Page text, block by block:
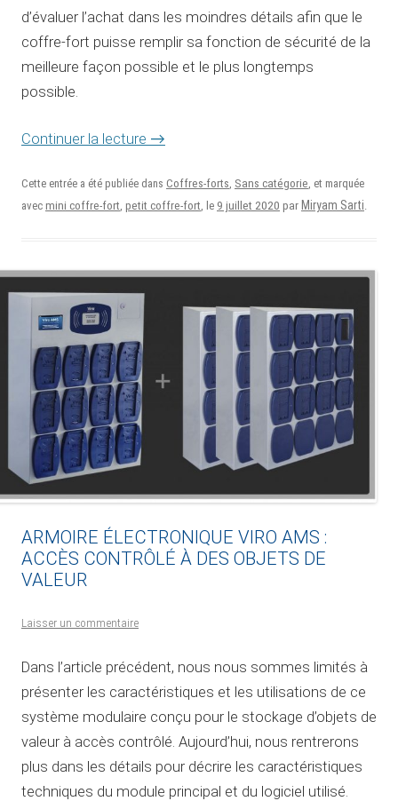
d’évaluer l’achat dans les moindres détails afin que le
coffre-fort puisse remplir sa fonction de sécurité de la
meilleure façon possible et le plus longtemps
possible.
Continuer la lecture →
Cette entrée a été publiée dans Coffres-forts, Sans catégorie, et marquée
avec mini coffre-fort, petit coffre-fort, le 9 juillet 2020 par Miryam Sarti.
ARMOIRE ÉLECTRONIQUE VIRO AMS :
ACCÈS CONTRÔLÉ À DES OBJETS DE
VALEUR
Laisser un commentaire
Dans l’article précédent, nous nous sommes limités à
présenter les caractéristiques et les utilisations de ce
système modulaire conçu pour le stockage d’objets de
valeur à accès contrôlé. Aujourd’hui, nous rentrerons
plus dans les détails pour décrire les caractéristiques
techniques du module principal et du logiciel utilisé.